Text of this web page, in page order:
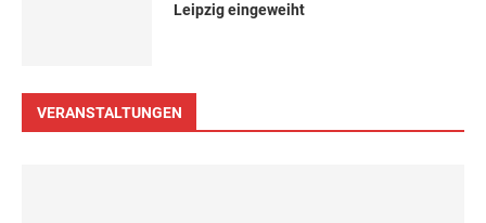
Leipzig eingeweiht
VERANSTALTUNGEN